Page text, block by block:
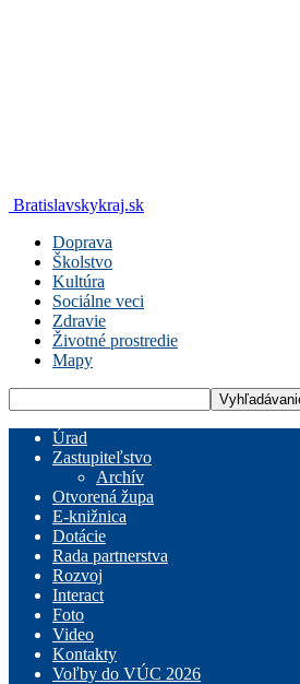
Bratislavskykraj.sk
Doprava
Školstvo
Kultúra
Sociálne veci
Zdravie
Životné prostredie
Mapy
Úrad
Zastupiteľstvo
Archív
Otvorená župa
E-knižnica
Dotácie
Rada partnerstva
Rozvoj
Interact
Foto
Video
Kontakty
Voľby do VÚC 2026